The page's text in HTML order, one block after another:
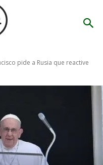
pide a Rusia que reactive